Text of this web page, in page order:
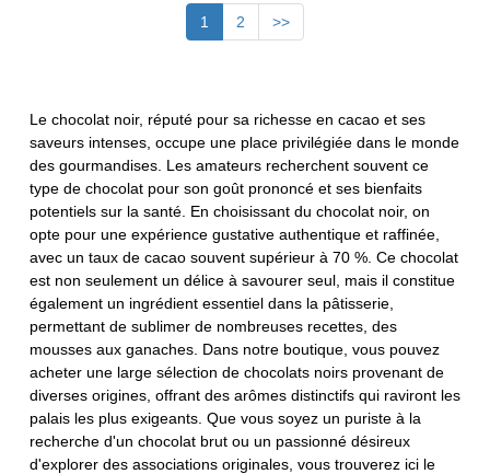
1 2 >>
Le chocolat noir, réputé pour sa richesse en cacao et ses
saveurs intenses, occupe une place privilégiée dans le monde
des gourmandises. Les amateurs recherchent souvent ce
type de chocolat pour son goût prononcé et ses bienfaits
potentiels sur la santé. En choisissant du chocolat noir, on
opte pour une expérience gustative authentique et raffinée,
avec un taux de cacao souvent supérieur à 70 %. Ce chocolat
est non seulement un délice à savourer seul, mais il constitue
également un ingrédient essentiel dans la pâtisserie,
permettant de sublimer de nombreuses recettes, des
mousses aux ganaches. Dans notre boutique, vous pouvez
acheter une large sélection de chocolats noirs provenant de
diverses origines, offrant des arômes distinctifs qui raviront les
palais les plus exigeants. Que vous soyez un puriste à la
recherche d'un chocolat brut ou un passionné désireux
d'explorer des associations originales, vous trouverez ici le